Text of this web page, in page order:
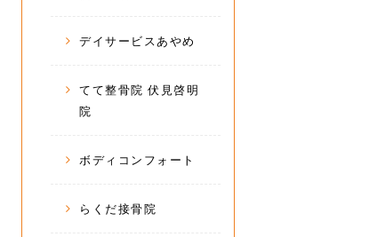
デイサービスあやめ
てて整骨院 伏見啓明
院
ボディコンフォート
らくだ接骨院